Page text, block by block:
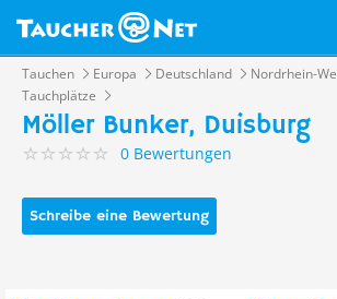
Tauchen Europa Deutschland
Nordrhein-
Tauchplätze
Möller Bunker, Duisburg
0 Bewertungen
Schreibe eine Bewertung